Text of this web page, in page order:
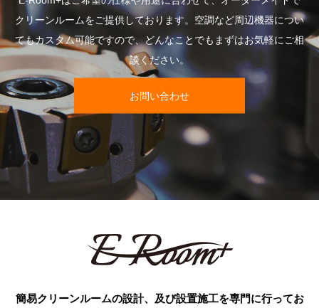
クリーンルームをご提供しております。空調など周辺機器につい
てもカスタム可能ですので、どんなことでもまずはお気軽にご相
談ください。
お問い合わせ
簡易クリーンルームの設計、及び設置施工を専門に行ってお